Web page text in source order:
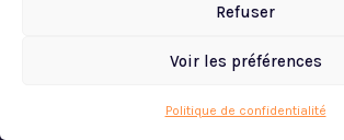
Refuser
Voir les préférences
Politique de confidentialité
Matelas Haute Densité